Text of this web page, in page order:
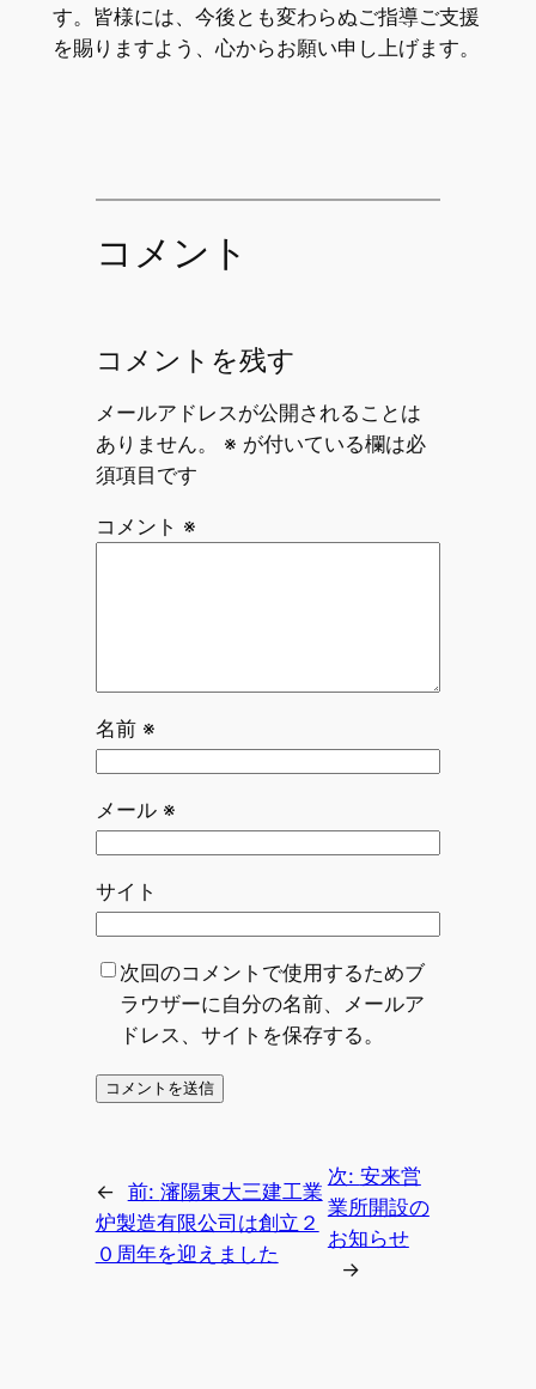
す。皆様には、今後とも変わらぬご指導ご支援
を賜りますよう、心からお願い申し上げます。
コメント
コメントを残す
メールアドレスが公開されることは
ありません。
※ が付いている欄は必
須項目です
コメント ※
名前 ※
メール ※
サイト
次回のコメントで使用するためブ
ラウザーに自分の名前、メールア
ドレス、サイトを保存する。
← 前: 瀋陽東大三建工業
炉製造有限公司は創立２
０周年を迎えました
次: 安来営
業所開設の
お知らせ
→